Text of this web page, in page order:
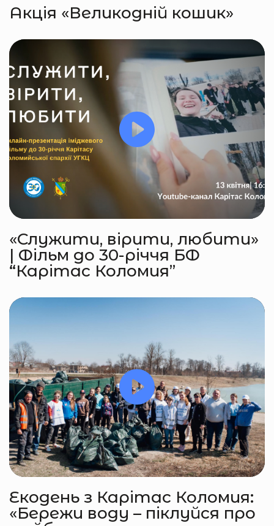
Акція «Великодній кошик»
«Служити, вірити, любити»
| Фільм до 30-річчя БФ
“Карітас Коломия”
Екодень з Карітас Коломия:
«Бережи воду – піклуйся про